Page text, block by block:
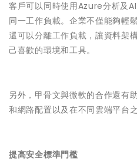
客戶可以同時使用Azure分析及
同一工作負載。企業不僅能夠輕
還可以分離工作負載，讓資料架
己喜歡的環境和工具。
另外，甲骨文與微軟的合作還有
和網路配置以及在不同雲端平台
提高安全標準門檻